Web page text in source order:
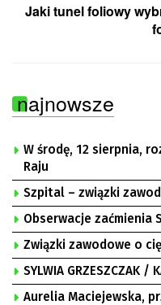
Jaki tunel foliowy
najnowsze
W środę, 12 sierpnia,
Raju
Szpital – związki
Obserwacje zaćmienia
Związki zawodowe o
SYLWIA GRZESZCZAK /
Aurelia Maciejewska,